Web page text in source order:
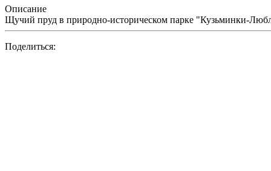
Описание
Щучий пруд в природно-историческом парке "Кузьминки-
Поделиться: